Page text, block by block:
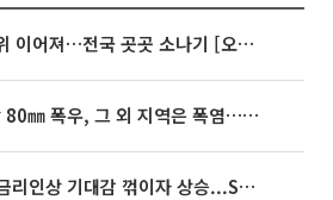
35도 안팎 무더위 이어져…전국 곳곳 소나기 [오늘 날씨]
동해안은 시간당 80㎜ 폭우, 그 외 지역은 폭염…‘극과 극 날씨’
뉴욕증시, 연준 금리인상 기대감 꺾이자 상승...S&P500 사상 최고치 [종합]